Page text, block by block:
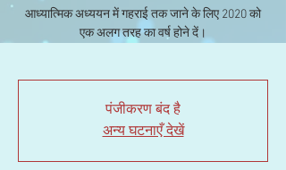
आध्यात्मिक अध्ययन में गहराई तक जाने के लिए 2020 को
एक अलग तरह का वर्ष होने दें।
पंजीकरण बंद है
अन्य घटनाएँ देखें